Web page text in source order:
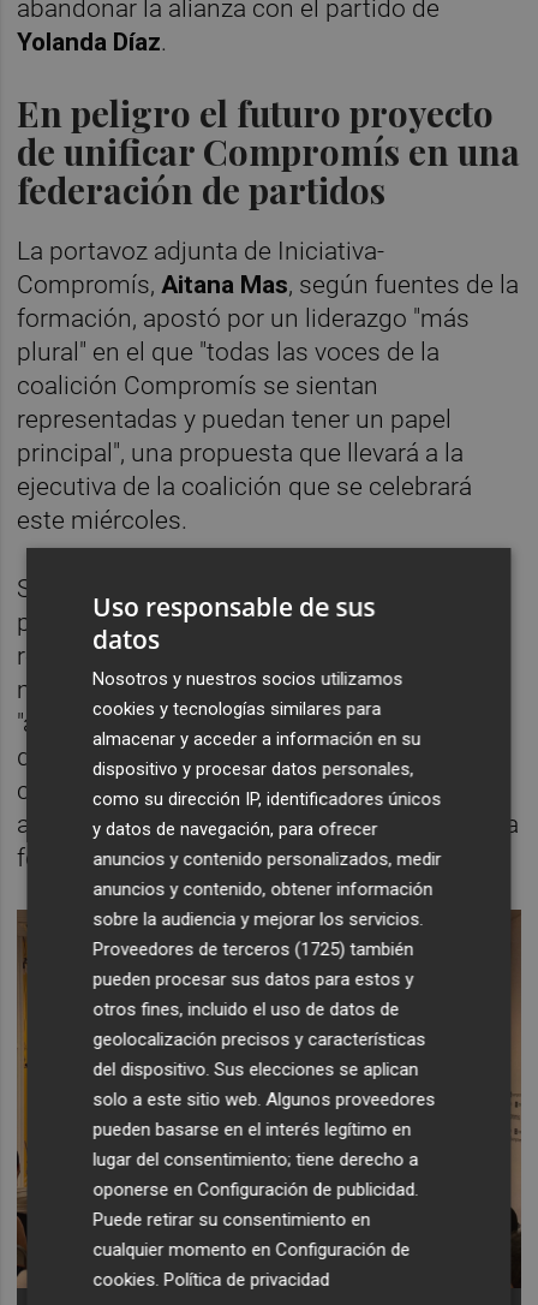
abandonar la alianza con el partido de
Yolanda Díaz.
En peligro el futuro proyecto
de unificar Compromís en una
federación de partidos
La portavoz adjunta de Iniciativa-
Compromís,Aitana Mas, según fuentes de la
formación, apostó por un liderazgo "más
plural" en el que "todas las voces de la
coalición Compromís se sientan
representadas y puedan tener un papel
principal", una propuesta que llevará a la
ejecutiva de la coalición que se celebrará
este miércoles.
Sobre la salida de Micó del grupo Sumar, la
portavoz adjunta expresó que durante la
reunión de este lunes "se ha valorado ese
movimiento unilateral" y lamentó que,
"aunque sea socio mayoritario, rompe la
dinámica interna de funcionamiento de la
coalición y el futuro proyecto que se estaba
a punto de abordar, que era el de generar una
federación de partidos".
Uso responsable de sus
datos
Nosotros y nuestros socios utilizamos
cookies y tecnologías similares para
almacenar y acceder a información en su
dispositivo y procesar datos personales,
como su dirección IP, identificadores únicos
y datos de navegación, para ofrecer
anuncios y contenido personalizados, medir
anuncios y contenido, obtener información
sobre la audiencia y mejorar los servicios.
Proveedores de terceros (1725) también
pueden procesar sus datos para estos y
otros fines, incluido el uso de datos de
geolocalización precisos y características
del dispositivo. Sus elecciones se aplican
solo a este sitio web. Algunos proveedores
pueden basarse en el interés legítimo en
lugar del consentimiento; tiene derecho a
oponerse enConfiguración de publicidad
Puede retirar su consentimiento en
cualquier momento enConfiguración de
cookies .Política de privacidad